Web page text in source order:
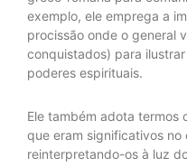
exemplo, ele emprega a
procissão onde o general
conquistados) para
poderes espirituais.
Ele também adota termos
que eram significativos no
reinterpretando-os à luz